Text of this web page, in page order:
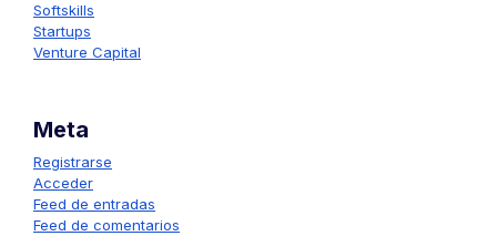
Softskills
Startups
Venture Capital
Meta
Registrarse
Acceder
Feed de entradas
Feed de comentarios